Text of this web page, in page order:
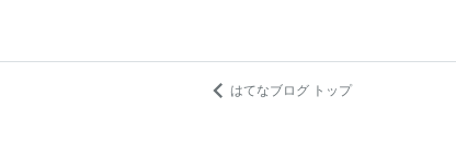
はてなブログ トップ